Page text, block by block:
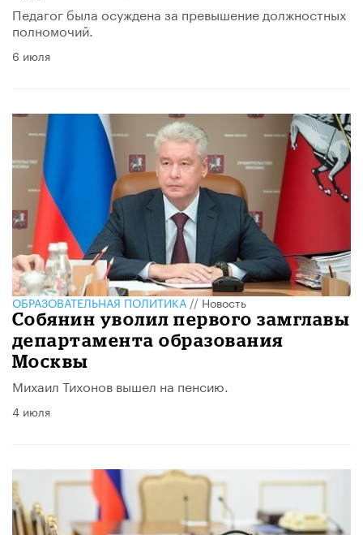
Педагог была осуждена за превышение должностных
полномочий.
6 июля
ОБРАЗОВАТЕЛЬНАЯ ПОЛИТИКА//Новость
Собянин уволил первого замглавы
департамента образования
Москвы
Михаил Тихонов вышел на пенсию.
4 июля